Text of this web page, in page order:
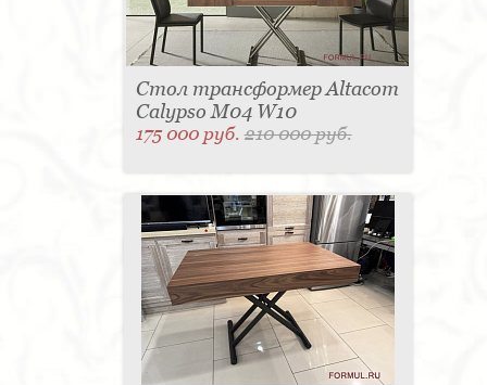
Стол трансформер Altacom
Calypso M04 W10
175 000 руб.210 000 руб.